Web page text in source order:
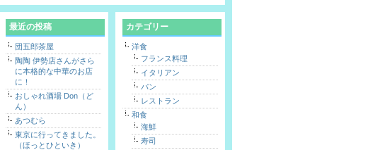
最近の投稿
団五郎茶屋
陶陶 伊勢店さんがさら
に本格的な中華のお店
に！
おしゃれ酒場 Don（ど
ん）
あつむら
東京に行ってきました。
（ほっとひといき）
カテゴリー
洋食
フランス料理
イタリアン
パン
レストラン
和食
海鮮
寿司